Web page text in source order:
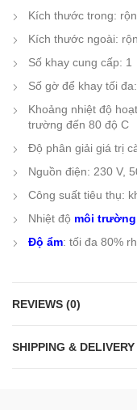
Kích thước trong:
Kích thước ngoài:
Số khay cung cấp: 1
Số gờ để khay tối
Khoảng nhiệt độ
trường đến 80 độ C
Độ phân giải giá trị
Nguồn điện: 230 V,
Công suất tiêu thụ:
Nhiệt độ môi trường
Độ ẩm: tối đa 80%
REVIEWS (0)
SHIPPING & DELIVERY